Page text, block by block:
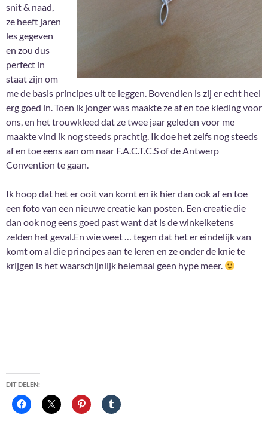
snit & naad,
ze heeft jaren
les gegeven
en zou dus
perfect in
staat zijn om
me de basis principes uit te leggen. Bovendien is zij er echt heel
erg goed in. Toen ik jonger was maakte ze af en toe kleding voor
ons, en het trouwkleed dat ze twee jaar geleden voor me
maakte vind ik nog steeds prachtig. Ik doe het zelfs nog steeds
af en toe eens aan om naar F.A.C.T.C.S of de Antwerp
Convention te gaan.
Ik hoop dat het er ooit van komt en ik hier dan ook af en toe
een foto van een nieuwe creatie kan posten. Een creatie die
dan ook nog eens goed past want dat is de winkelketens
zelden het geval.En wie weet … tegen dat het er eindelijk van
komt om al die principes aan te leren en ze onder de knie te
krijgen is het waarschijnlijk helemaal geen hype meer.
DIT DELEN: